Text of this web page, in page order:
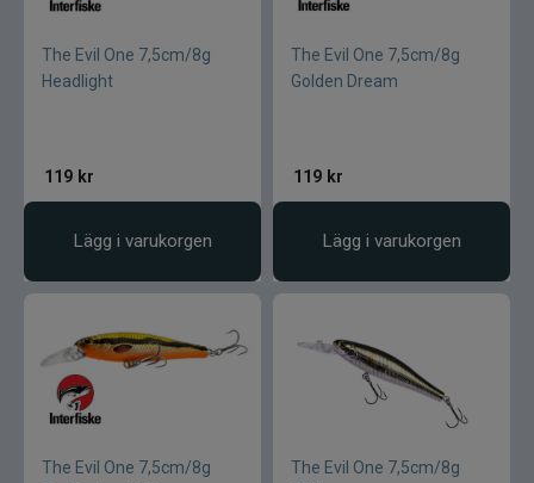
The Evil One 7,5cm/8g
Headlight
119 kr
Lägg i varukorgen
The Evil One 7,5cm/8g
Golden Dream
119 kr
Lägg i varukorgen
The Evil One 7,5cm/8g
The Evil One 7,5cm/8g